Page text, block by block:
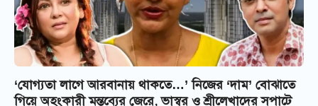
‘যোগ্যতা লাগে আরবানায় থাকতে…’ নিজের ‘দাম’ বোঝাতে
গিয়ে অহংকারী মন্তব্যের জেরে, ভাস্বর ও শ্রীলেখাদের সপাটে